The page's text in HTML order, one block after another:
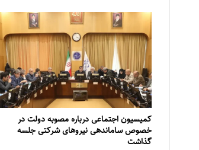
کمیسیون اجتماعی درباره مصوبه دولت در
خصوص ساماندهی نیروهای شرکتی جلسه
گذاشت